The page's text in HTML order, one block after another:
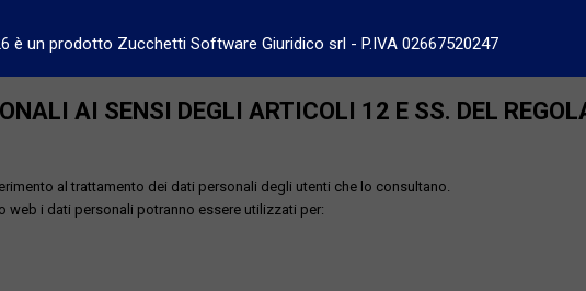
è un prodotto Zucchetti Software Giuridico srl - P.IVA 02667520247
AI SENSI DEGLI ARTICOLI 12 E SS. DEL
al trattamento dei dati personali degli utenti che lo consultano.
web i dati personali potranno essere utilizzati per: